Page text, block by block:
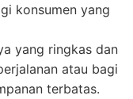
konsumen yang
yang ringkas dan
atau bagi
terbatas.